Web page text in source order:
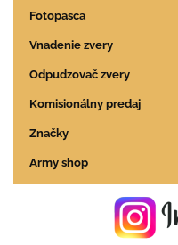
Fotopasca
Vnadenie zvery
Odpudzovač zvery
Komisionálny predaj
Značky
Army shop